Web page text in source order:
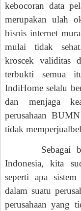
kebocoran data
merupakan ulah
bisnis internet
mulai tidak
kroscek validitas
terbukti semua
IndiHome selalu
dan menjaga
perusahaan
tidak
Sebagai
Indonesia, kita
seperti apa
dalam suatu
perusahaan yang